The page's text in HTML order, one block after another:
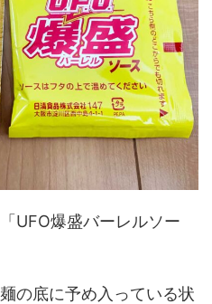
UFO爆盛バーレルソー
の底に予め入っている状